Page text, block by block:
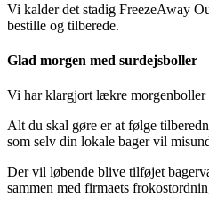
Vi kalder det stadig FreezeAway
bestille og tilberede.
Glad morgen med surdejsboller
Vi har klargjort lækre morgenboller
Alt du skal gøre er at følge
som selv din lokale bager vil
Der vil løbende blive tilføjet
sammen med firmaets